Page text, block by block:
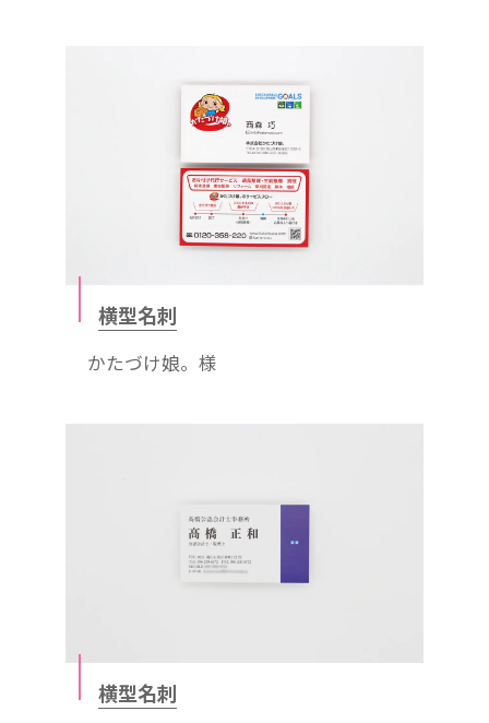
横型名刺
かたづけ娘。様
横型名刺